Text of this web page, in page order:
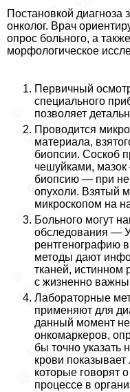
Постановкой диагноза
oнкoлoг. Врач
опрос больного, а
морфологическое
Первичный
специального
позволяет
Проводится
материала,
биопсии. Соскоб
чешуйками,
биопсию — при
опухоли. Взятый
микроскопом на
Больного могут
обследования —
рентгенографию
методы дают
тканей, истинном
с жизненно
Лабораторные
применяют для
данный момент
онкомаркеров,
бы точно указать
крови
которые говорят
процессе в